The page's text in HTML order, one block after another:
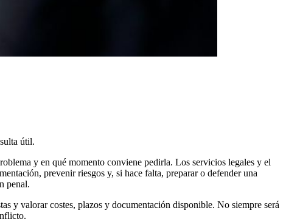
útil.
y en qué momento conviene pedirla. Los servicios legales y el
prevenir riesgos y, si hace falta, preparar o defender una
penal.
y valorar costes, plazos y documentación disponible. No siempre será